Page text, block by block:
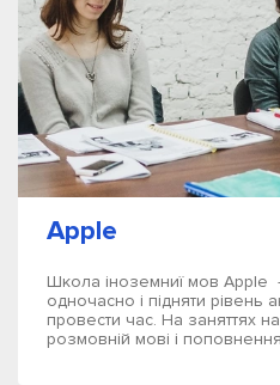
Apple
Школа іноземниї мов
одночасно і підняти рівень
провести час. На заняттях
розмовній мові і